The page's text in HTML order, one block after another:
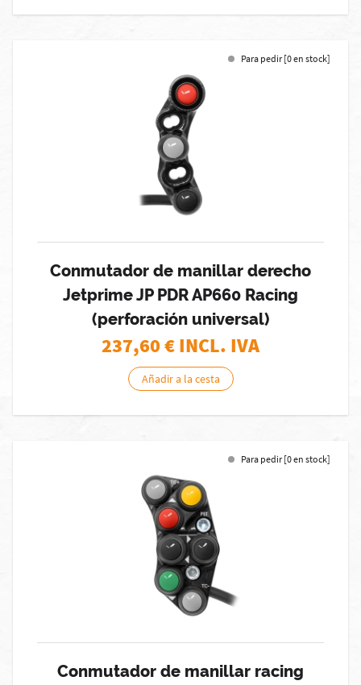
Para pedir [0 en stock]
Conmutador de manillar derecho
Jetprime JP PDR AP660 Racing
(perforación universal)
237,60€ INCL. IVA
Añadir a la cesta
Para pedir [0 en stock]
Conmutador de manillar racing